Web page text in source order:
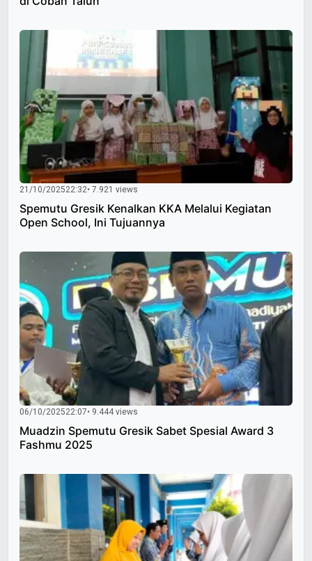
21/10/202522:32• 7.921 views
Spemutu Gresik Kenalkan KKA Melalui Kegiatan
Open School, Ini Tujuannya
06/10/202522:07• 9.444 views
Muadzin Spemutu Gresik Sabet Spesial Award 3
Fashmu 2025